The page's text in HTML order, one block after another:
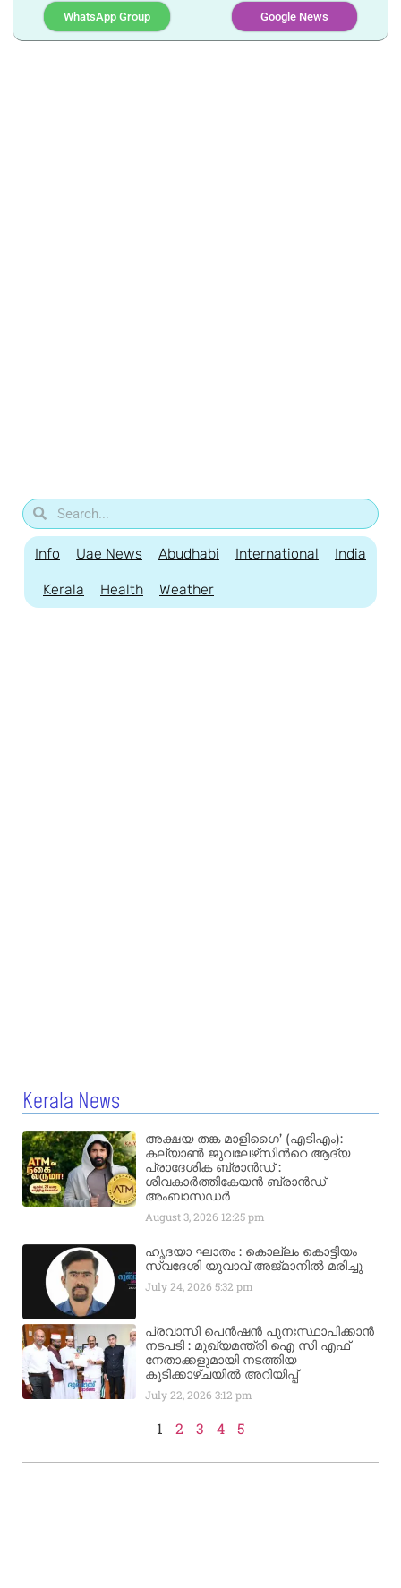
WhatsApp Group Google News
Info Uae News Abudhabi International India
Kerala Health Weather
Kerala News
അക്ഷയ തങ്ക മാളിഗൈ’ (എടിഎം):
കല്യാണ്‍ ജുവലേഴ്‌സിന്‍റെ ആദ്യ
പ്രാദേശിക ബ്രാന്‍ഡ് :
ശിവകാര്‍ത്തികേയന്‍ ബ്രാന്‍ഡ്
അംബാസഡര്‍
August 3, 2026 12:25 pm
ഹൃദയാ ഘാതം : കൊല്ലം കൊട്ടിയം
സ്വദേശി യുവാവ് അജ്മാനിൽ മരിച്ചു
July 24, 20265:32 pm
പ്രവാസി പെൻഷൻ പുനഃസ്ഥാപിക്കാൻ
നടപടി : മുഖ്യമന്ത്രി ഐ സി എഫ്
നേതാക്കളുമായി നടത്തിയ
കൂടിക്കാഴ്ചയിൽ അറിയിപ്പ്
July 22, 20263:12 pm
1 2 3 4 5